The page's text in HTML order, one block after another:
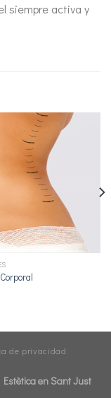
siempre activa y
de privacidad
en Sant Just